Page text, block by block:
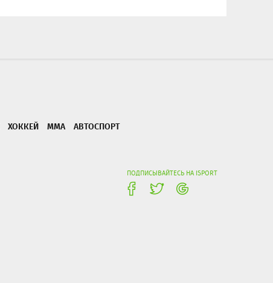
ХОККЕЙ ММА АВТОСПОРТ
ПОДПИСЫВАЙТЕСЬ НА ISPORT